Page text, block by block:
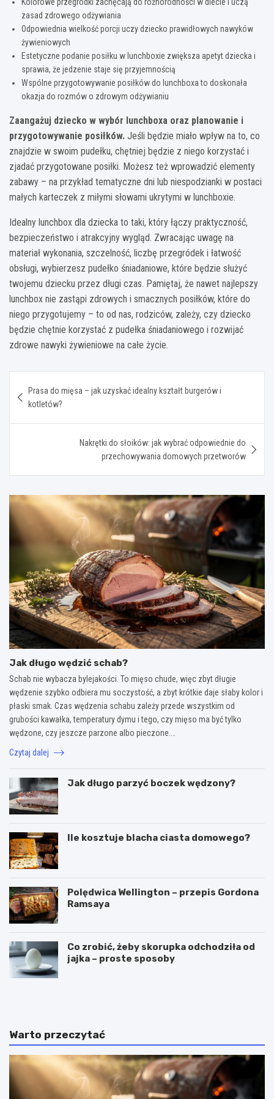
zasad zdrowego odżywiania
Odpowiednia wielkość porcji uczy dziecko prawidłowych nawyków
żywieniowych
Estetyczne podanie posiłku w lunchboxie zwiększa apetyt dziecka i
sprawia, że jedzenie staje się przyjemnością
Wspólne przygotowywanie posiłków do lunchboxa to doskonała
okazja do rozmów o zdrowym odżywianiu
Zaangażuj dziecko w wybór lunchboxa oraz planowanie i
przygotowywanie posiłków. Jeśli będzie miało wpływ na to, co
znajdzie w swoim pudełku, chętniej będzie z niego korzystać i
zjadać przygotowane posiłki. Możesz też wprowadzić elementy
zabawy – na przykład tematyczne dni lub niespodzianki w postaci
małych karteczek z miłymi słowami ukrytymi w lunchboxie.
Idealny lunchbox dla dziecka to taki, który łączy praktyczność,
bezpieczeństwo i atrakcyjny wygląd. Zwracając uwagę na
materiał wykonania, szczelność, liczbę przegródek i łatwość
obsługi, wybierzesz pudełko śniadaniowe, które będzie służyć
twojemu dziecku przez długi czas. Pamiętaj, że nawet najlepszy
lunchbox nie zastąpi zdrowych i smacznych posiłków, które do
niego przygotujemy – to od nas, rodziców, zależy, czy dziecko
będzie chętnie korzystać z pudełka śniadaniowego i rozwijać
zdrowe nawyki żywieniowe na całe życie.
wpisu
Prasa do mięsa – jak uzyskać idealny kształt burgerów i
kotletów?
Nakrętki do słoików: jak wybrać odpowiednie do
przechowywania domowych przetworów
Jak długo wędzić schab?
Schab nie wybacza bylejakości. To mięso chude, więc zbyt długie
wędzenie szybko odbiera mu soczystość, a zbyt krótkie daje słaby kolor i
płaski smak. Czas wędzenia schabu zależy przede wszystkim od
grubości kawałka, temperatury dymu i tego, czy mięso ma być tylko
wędzone, czy jeszcze parzone albo pieczone.…
Czytaj dalej
Jak długo parzyć boczek wędzony?
Ile kosztuje blacha ciasta domowego?
Polędwica Wellington – przepis Gordona
Ramsaya
Co zrobić, żeby skorupka odchodziła od
jajka – proste sposoby
C
l
a
r
e
t
P
r
k
i
d
o
Warto przeczytać